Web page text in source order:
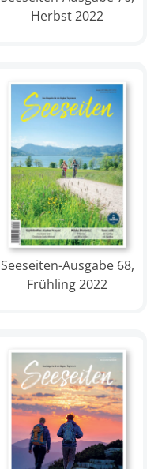
Herbst 2022
Seeseiten-Ausgabe 68,
Frühling 2022